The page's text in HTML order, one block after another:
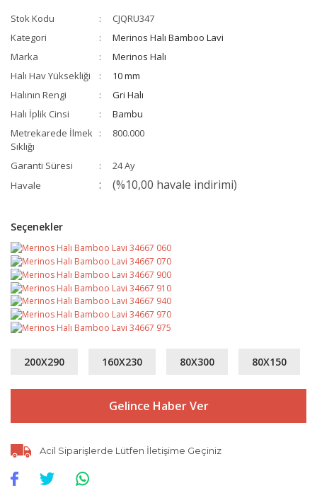
Stok Kodu
CJQRU347
Kategori
Merinos Halı Bamboo Lavi
Marka
Merinos Halı
Halı Hav Yüksekliği
10 mm
Halının Rengi
Gri Halı
Halı İplik Cinsi
Bambu
Metrekarede İlmek
Sıklığı
800.000
Garanti Süresi
24 Ay
Havale
(%10,00 havale indirimi)
Seçenekler
200X290 160X230 80X300 80X150
Gelince Haber Ver
Acil Siparişlerde Lütfen İletişime Geçiniz